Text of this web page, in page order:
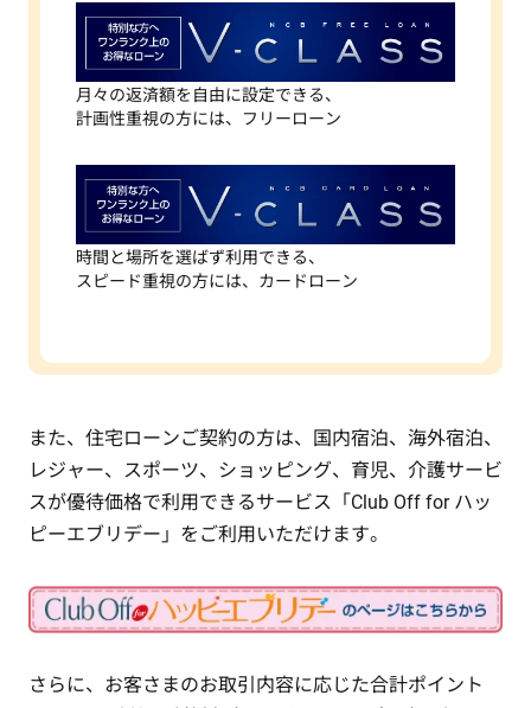
月々の返済額を自由に設定できる、
計画性重視の方には、フリーローン
時間と場所を選ばず利用できる、
スピード重視の方には、カードローン
また、住宅ローンご契約の方は、国内宿泊、海外宿泊、
レジャー、スポーツ、ショッピング、育児、介護サービ
スが優待価格で利用できるサービス「Club Off for ハッ
ピーエブリデー」をご利用いただけます。
さらに、お客さまのお取引内容に応じた合計ポイント